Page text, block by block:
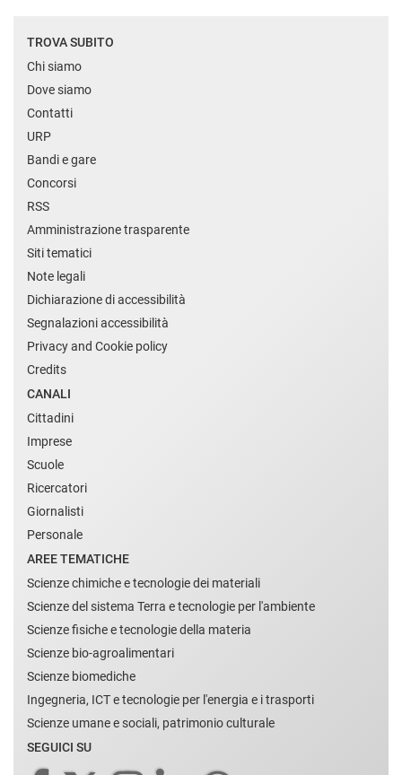
TROVA SUBITO
Chi siamo
Dove siamo
Contatti
URP
Bandi e gare
Concorsi
RSS
Amministrazione trasparente
Siti tematici
Note legali
Dichiarazione di accessibilità
Segnalazioni accessibilità
Privacy and Cookie policy
Credits
CANALI
Cittadini
Imprese
Scuole
Ricercatori
Giornalisti
Personale
AREE TEMATICHE
Scienze chimiche e tecnologie dei materiali
Scienze del sistema Terra e tecnologie per l'ambiente
Scienze fisiche e tecnologie della materia
Scienze bio-agroalimentari
Scienze biomediche
Ingegneria, ICT e tecnologie per l'energia e i trasporti
Scienze umane e sociali, patrimonio culturale
SEGUICI SU